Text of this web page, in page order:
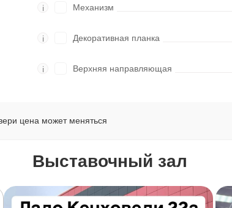
i Механизм
i Декоративная планка
i Верхняя направляющая
цена может меняться
Выставочный зал